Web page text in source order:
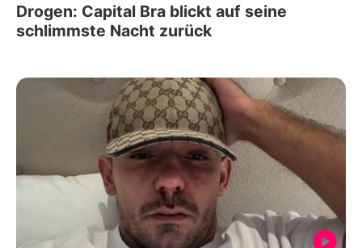
Drogen: Capital Bra blickt auf seine
schlimmste Nacht zurück